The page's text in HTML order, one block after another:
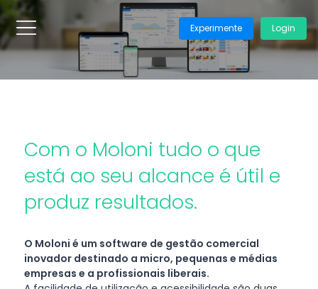
Experimente Login
Com o Moloni tudo o que
está ao seu alcance é útil e
produz resultados.
O Moloni é um software de gestão comercial
inovador destinado a micro, pequenas e médias
empresas e a profissionais liberais.